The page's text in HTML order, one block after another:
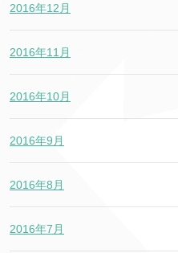
2016年12月
2016年11月
2016年10月
2016年9月
2016年8月
2016年7月